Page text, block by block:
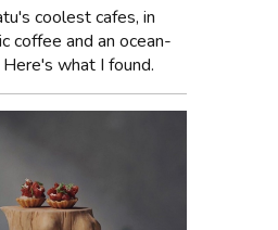
coolest cafes, in
coffee and an ocean-
what I found.